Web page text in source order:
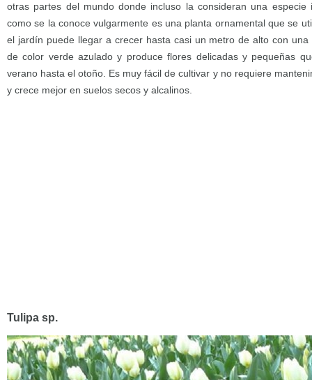
otras partes del mundo donde incluso la consideran una especie
como se la conoce vulgarmente es una planta ornamental que se
el jardín puede llegar a crecer hasta casi un metro de alto con una
de color verde azulado y produce flores delicadas y pequeñas
verano hasta el otoño. Es muy fácil de cultivar y no requiere
y crece mejor en suelos secos y alcalinos.
Tulipa sp.